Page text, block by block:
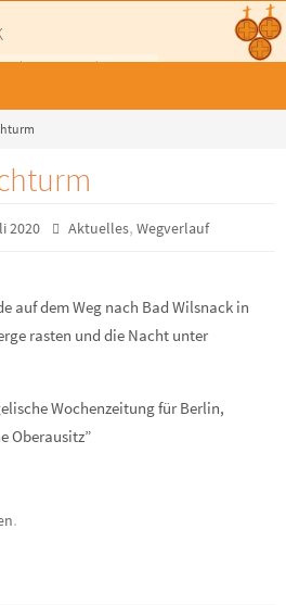
Wegen in die Prignitz
2020 Aktuelles, Wegverlauf
auf dem Weg nach Bad Wilsnack in
rasten und die Nacht unter
Wochenzeitung für Berlin,
Oberausitz”
.